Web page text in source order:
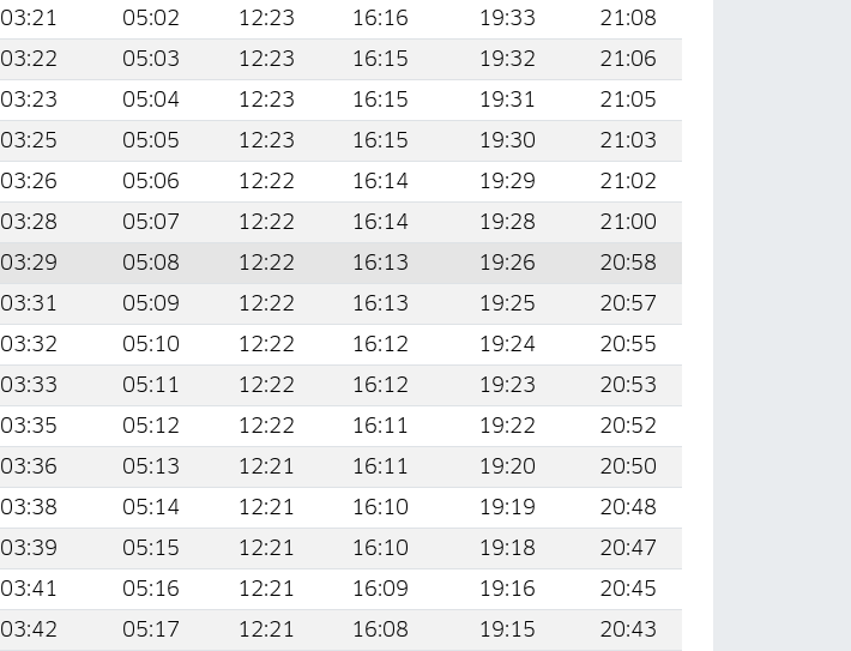
03:21 05:02 12:23 16:16 19:33
21:08
03:22 05:03 12:23 16:15 19:32
21:06
03:23 05:04 12:23 16:15 19:31
21:05
03:25 05:05 12:23 16:15 19:30
21:03
03:26 05:06 12:22 16:14 19:29
21:02
03:28 05:07 12:22 16:14 19:28
21:00
03:29 05:08 12:22 16:13 19:26
20:58
03:31 05:09 12:22 16:13 19:25
20:57
03:32 05:10 12:22 16:12 19:24
20:55
03:33 05:11 12:22 16:12 19:23
20:53
03:35 05:12 12:22 16:11 19:22
20:52
03:36 05:13 12:21 16:11 19:20
20:50
03:38 05:14 12:21 16:10 19:19
20:48
03:39 05:15 12:21 16:10 19:18
20:47
03:41 05:16 12:21 16:09 19:16
20:45
03:42 05:17 12:21 16:08 19:15
20:43